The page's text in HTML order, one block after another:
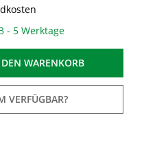
- 5 Werktage
WARENKORB
VERFÜGBAR?